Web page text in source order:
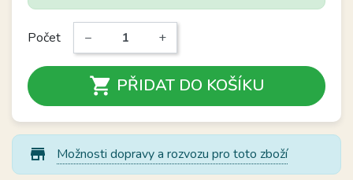
Počet − +
 PŘIDAT DO KOŠÍKU
store_mall_directory Možnosti dopravy a rozvozu pro toto zboží